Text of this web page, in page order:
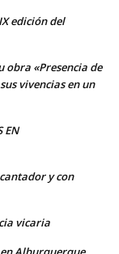
edición del
obra «Presencia de
vivencias en un
EN
y con
vicaria